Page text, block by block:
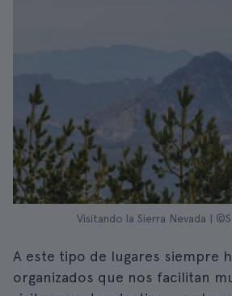
Visitando la Sierra Nevada |
A este tipo de lugares siempre
organizados que nos facilitan